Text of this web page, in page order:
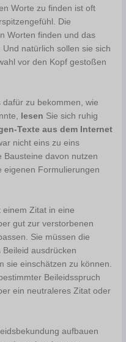
Worte zu finden ist oft
Die
Worten finden und das
natürlich sollen sie sich
vor den Kopf gestoßen
zu bekommen, wie
lesen Sie sich ruhig
Texte aus dem Internet
nicht eins zu eins
Bausteine davon nutzen
eigenen Formulierungen
einem Zitat in eine
gut zur verstorbenen
Sie müssen die
ausdrücken
sie einschätzen zu können.
Beileidsspruch
ein neutraleres Zitat oder
aufbauen